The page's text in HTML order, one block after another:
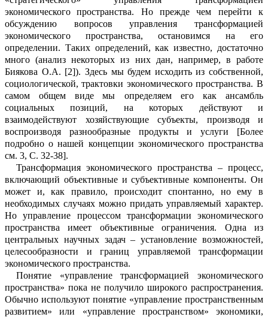
экономического
пространства. Но прежде чем перейти к
обсуждению вопросов управления трансформацией
экономического
пространства, остановимся на его
определении. Таких определений, как известно, достаточно
много (анализ некоторых из них дан, например, в работе
Биякова О.А. [2]). Здесь мы будем исходить из собственной,
социологической, трактовки экономического пространства. В
самом общем виде
мы определяем его как ансамбль
социальных позиций, на которых действуют и
взаимодействуют хозяйствующие субъекты, производя и
воспроизводя разнообразные продукты и услуги [Более
подробно о нашей концепции экономического пространства
см. 3, С. 32-38].
Трансформация экономического пространства –процесс,
включающий объективные и субъективные компоненты. Он
может и, как правило, происходит спонтанно, но ему в
необходимых случаях можно придать управляемый характер.
Но управление процессом трансформации экономического
пространства имеет объективные ограничения. Одна из
центральных научных задач– установление возможностей,
целесообразности и границ управляемой трансформации
экономического пространства.
Понятие «управлениетрансформацией экономического
пространства» пока не получило широкого распространения.
Обычно используют понятие «управление пространственным
развитием» или «управление пространством» экономики,